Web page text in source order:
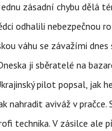
zásadní chybu dělá
odhalili nebezpečnou
váhu se závažími
ji sběratelé na
pilot popsal, jak
nahradit aviváž v
technika. V zásilce ale